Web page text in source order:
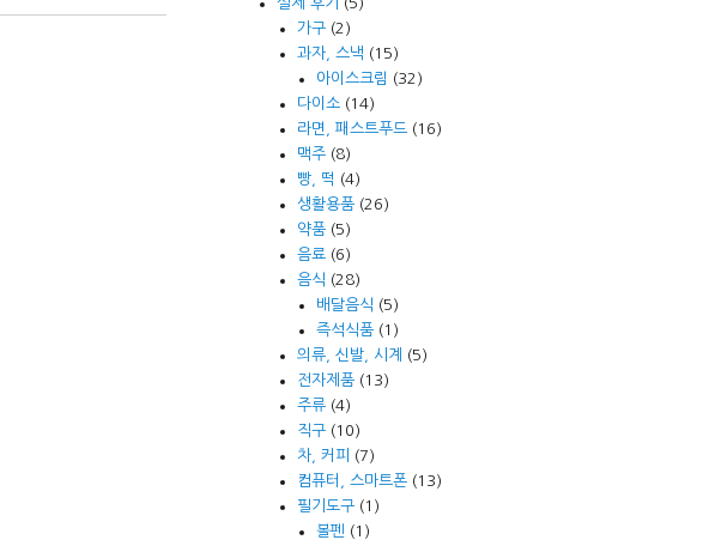
가구(2)
과자, 스낵 (15)
아이스크림 (32)
다이소(14)
라면, 패스트푸드(16)
맥주(8)
빵, 떡 (4)
생활용품(26)
약품(5)
음료(6)
음식 (28)
배달음식 (5)
즉석식품(1)
의류, 신발, 시계
(5)
전자제품(13)
주류(4)
직구(10)
차, 커피
(7)
컴퓨터, 스마트폰(13)
필기도구(1)
볼펜 (1)